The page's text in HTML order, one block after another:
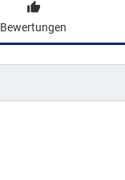
Bewertungen